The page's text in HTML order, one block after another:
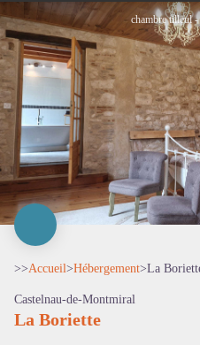
chambre tilleul
>>Accueil>Hébergement>La
Castelnau-de-Montmiral
La Boriette